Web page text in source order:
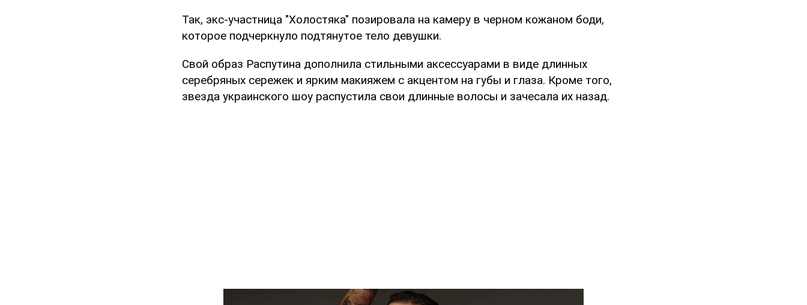
Так, экс-участница "Холостяка" позировала на камеру в черном кожаном боди,
которое подчеркнуло подтянутое тело девушки.
Свой образ Распутина дополнила стильными аксессуарами в виде длинных
серебряных сережек и ярким макияжем с акцентом на губы и глаза. Кроме того,
звезда украинского шоу распустила свои длинные волосы и зачесала их назад.